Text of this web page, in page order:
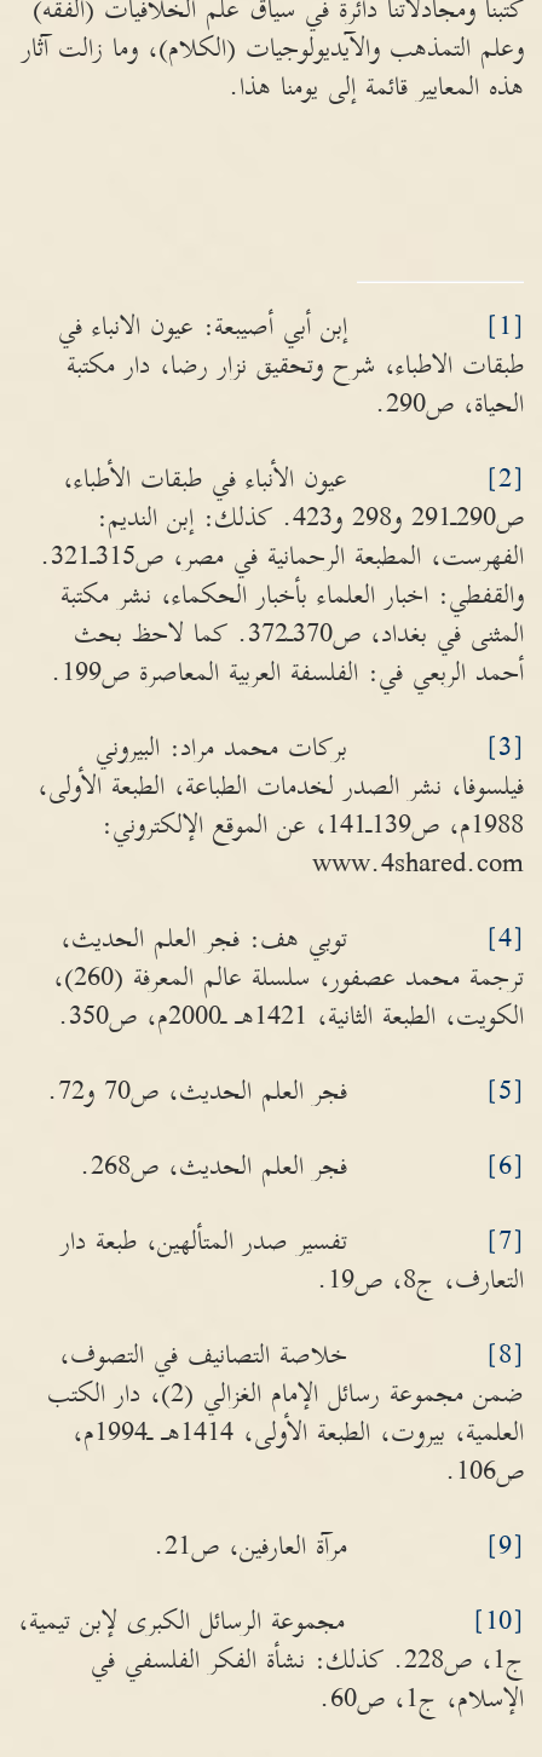
كتبنا ومجادلاتنا دائرة في سياق علم الخلافيات (الفقه)
وعلم التمذهب والآيديولوجيات (الكلام)، وما زالت آثار
هذه المعايير قائمة إلى يومنا هذا.
[1]
إبن أبي أصيبعة: عيون الانباء في
طبقات الاطباء، شرح وتحقيق نزار رضا، دار مكتبة
الحياة، ص290.
[2]
عيون الأنباء في طبقات الأطباء،
ص290ـ291 و298 و423. كذلك: إبن النديم:
الفهرست، المطبعة الرحمانية في مصر، ص315ـ321.
والقفطي: اخبار العلماء بأخبار الحكماء، نشر مكتبة
المثنى في بغداد، ص370ـ372. كما لاحظ بحث
أحمد الربعي في: الفلسفة العربية المعاصرة ص199.
[3]
بركات محمد مراد: البيروني
فيلسوفا، نشر الصدر لخدمات الطباعة، الطبعة الأولى،
1988م، ص139ـ141، عن الموقع الإلكتروني:
www.4shared.com
[4]
توبي هف: فجر العلم الحديث،
ترجمة محمد عصفور، سلسلة عالم المعرفة (260)،
الكويت، الطبعة الثانية، 1421هـ ـ2000م، ص350.
[5]
فجر العلم الحديث، ص70 و72.
[6]
فجر العلم الحديث، ص268.
[7]
تفسير صدر المتألهين، طبعة دار
التعارف، ج8، ص19.
[8]
خلاصة التصانيف في التصوف،
ضمن مجموعة رسائل الإمام الغزالي (2)، دار الكتب
العلمية، بيروت، الطبعة الأولى، 1414هـ ـ1994م،
ص106.
[9]
مرآة العارفين، ص21.
[10]
مجموعة الرسائل الكبرى لإبن تيمية،
ج1، ص228. كذلك: نشأة الفكر الفلسفي في
الإسلام، ج1، ص60.